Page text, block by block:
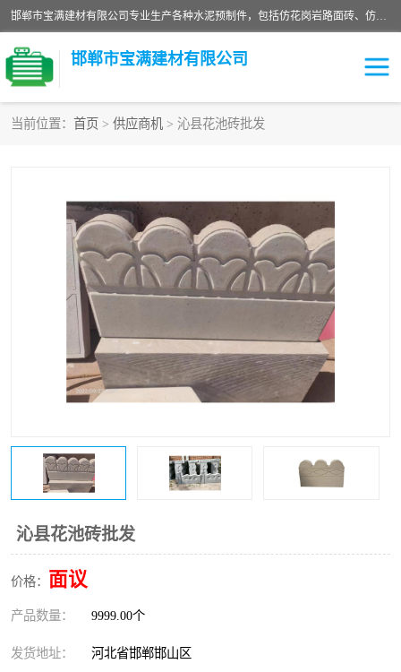
邯郸市宝满建材有限公司专业生产各种水泥预制件，包括仿花岗岩路面砖、仿花岗岩人行道砖、仿花岗岩路侧石、烧结砖、植草砖、码头砖连锁块、仿花岗岩路侧石、沙井盖、水泥盖板等各种水泥制品
邯郸市宝满建材有限公司
当前位置： 首页 > 供应商机 > 沁县花池砖批发
沁县花池砖批发
价格： 面议
产品数量： 9999.00个
发货地址： 河北省邯郸邯山区
面包砖 混凝土路沿石
水泥构件 便道砖
花岗岩路岩石 盲道砖